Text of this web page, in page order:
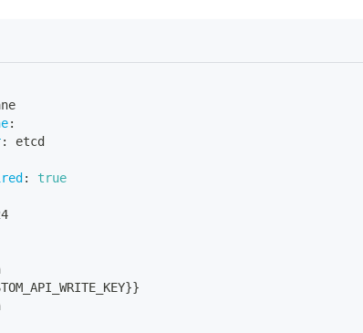
:
:
etcd
:
true
}}